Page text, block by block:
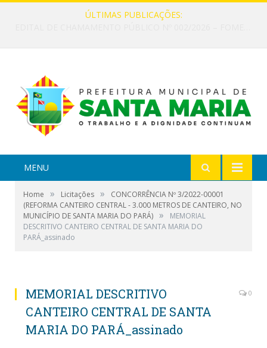
ÚLTIMAS PUBLICAÇÕES:
MENU
Home » Licitações »
CONCORRÊNCIA Nº 3/2022-00001
(REFORMA CANTEIRO CENTRAL - 3.000 METROS DE CANTEIRO, NO
MUNICÍPIO DE SANTA MARIA DO PARÁ) »
MEMORIAL
DESCRITIVO CANTEIRO CENTRAL DE SANTA MARIA DO
PARÁ_assinado
MEMORIAL DESCRITIVO
CANTEIRO CENTRAL DE SANTA
MARIA DO PARÁ_assinado
0